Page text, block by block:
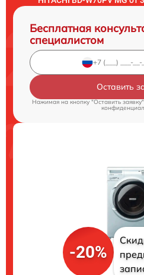
Бесплатная
специалистом
Оставить
Нажимая на кнопку "Оставить
-20%